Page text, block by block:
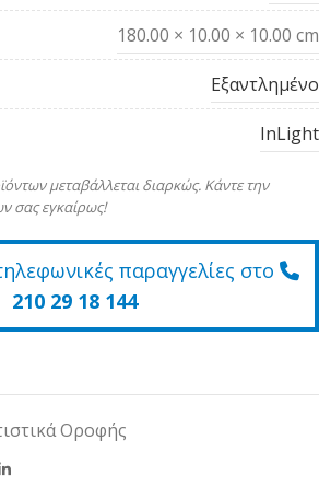
180.00 × 10.00 × 10.00 cm
Εξαντλημένο
InLight
μεταβάλλεται διαρκώς. Κάντε την
σας εγκαίρως!
παραγγελίες στο
210 29 18 144
Οροφής